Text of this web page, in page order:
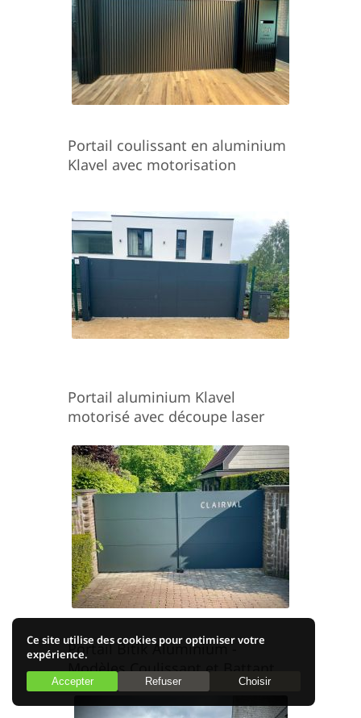
Portail coulissant en aluminium
Klavel avec motorisation
Portail aluminium Klavel
motorisé avec découpe laser
Portail Bitik Aluminium -
Modèles Coulissant et Battant
Ce site utilise des cookies pour optimiser votre
expérience.
Accepter Refuser Choisir